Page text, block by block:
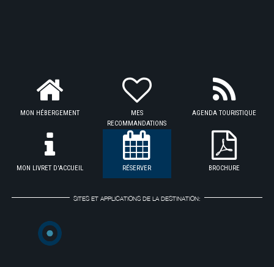
MON HÉBERGEMENT
MES
RECOMMANDATIONS
AGENDA TOURISTIQUE
MON LIVRET D'ACCUEIL RÉSERVER BROCHURE
SITES ET APPLICATIONS DE LA DESTINATION: